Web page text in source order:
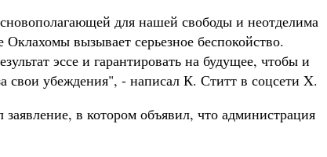
для нашей свободы и неотделима
вызывает серьезное беспокойство.
эссе и гарантировать на будущее, чтобы и
свои убеждения", - написал К. Ститт в соцсети X.
в котором объявил, что администрация